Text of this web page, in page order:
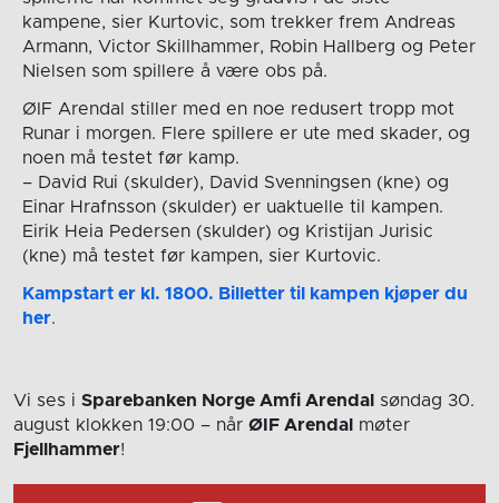
kampene, sier Kurtovic, som trekker frem Andreas
Armann, Victor Skillhammer, Robin Hallberg og Peter
Nielsen som spillere å være obs på.
ØIF Arendal stiller med en noe redusert tropp mot
Runar i morgen. Flere spillere er ute med skader, og
noen må testet før kamp.
– David Rui (skulder), David Svenningsen (kne) og
Einar Hrafnsson (skulder) er uaktuelle til kampen.
Eirik Heia Pedersen (skulder) og Kristijan Jurisic
(kne) må testet før kampen, sier Kurtovic.
Kampstart er kl. 1800. Billetter til kampen kjøper du
her.
Vi ses i Sparebanken Norge Amfi Arendal
søndag 30.
august klokken 19:00 – når ØIF Arendal
møter
Fjellhammer!